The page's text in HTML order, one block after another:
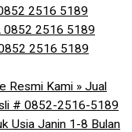
0852 2516 5189
0852 2516 5189
0852 2516 5189
Resmi Kami » Jual
# 0852-2516-5189
Usia Janin 1-8 Bulan